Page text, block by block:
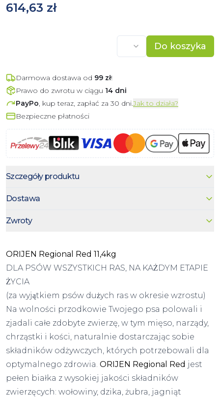
614,63 zł
Do koszyka
Darmowa dostawa od 99 zł!
Prawo do zwrotu w ciągu 14 dni
PayPo, kup teraz, zapłać za 30 dni.Jak to działa?
Bezpieczne płatności
Szczegóły produktu
Dostawa
Zwroty
ORIJEN Regional Red 11,4kg
DLA PSÓW WSZYSTKICH RAS, NA KAŻDYM ETAPIE
ŻYCIA
(za wyjątkiem psów dużych ras w okresie wzrostu)
Na wolności przodkowie Twojego psa polowali i
zjadali całe zdobyte zwierzę, w tym mięso, narządy,
chrząstki i kości, naturalnie dostarczając sobie
składników odżywczych, których potrzebowali dla
optymalnego zdrowia. ORIJEN Regional Red jest
pełen białka z wysokiej jakości składników
zwierzęcych: wołowiny, dzika, żubra, jagniąt